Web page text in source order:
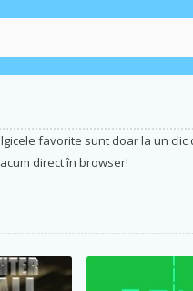
favorite sunt doar la un
direct în browser!